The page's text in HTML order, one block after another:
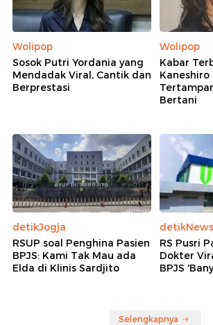
Wolipop
Sosok Putri Yordania yang
Mendadak Viral, Cantik dan
Berprestasi
Wolipop
Kabar
Bertani
detikJogja
RSUP soal Penghina Pasien
BPJS: Kami Tak Mau ada
Elda di Klinis Sardjito
detikNews
RS Pusri
Dokter
BPJS
Selengkapnya